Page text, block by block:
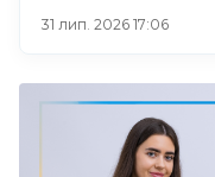
31 лип. 2026 17:06